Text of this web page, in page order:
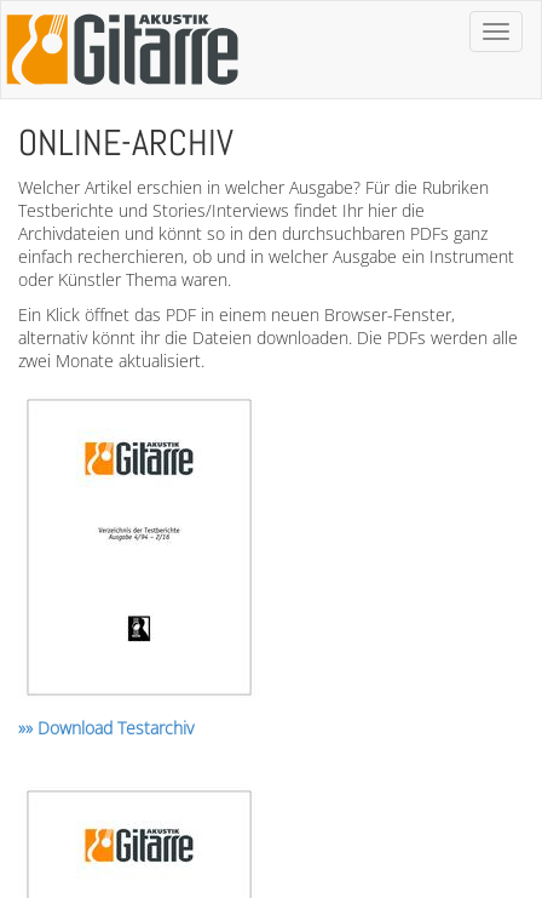
Toggle
ONLINE-ARCHIV
Welcher Artikel erschien in welcher Ausgabe? Für die Rubriken
Testberichte und Stories/Interviews findet Ihr hier die
Archivdateien und könnt so in den durchsuchbaren PDFs ganz
einfach recherchieren, ob und in welcher Ausgabe ein Instrument
oder Künstler Thema waren.
Ein Klick öffnet das PDF in einem neuen Browser-Fenster,
alternativ könnt ihr die Dateien downloaden. Die PDFs werden alle
zwei Monate aktualisiert.
»» Download Testarchiv